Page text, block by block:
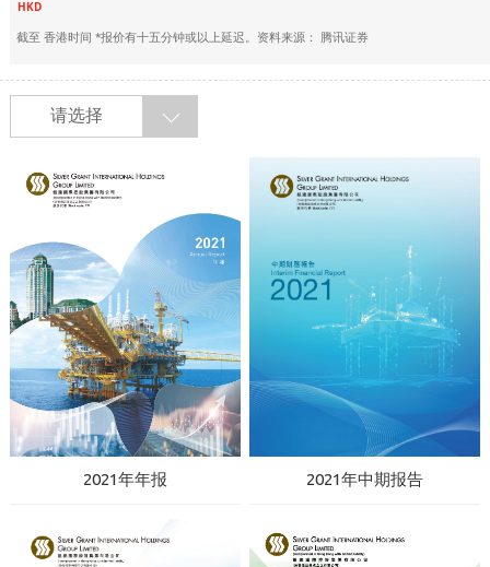
HKD
截至 香港时间 *报价有十五分钟或以上延迟。资料来源： 腾讯证券
请选择
2021年年报 2021年中期报告